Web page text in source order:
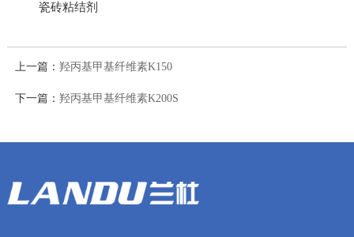
瓷砖粘结剂
上一篇： 羟丙基甲基纤维素K150
下一篇： 羟丙基甲基纤维素K200S